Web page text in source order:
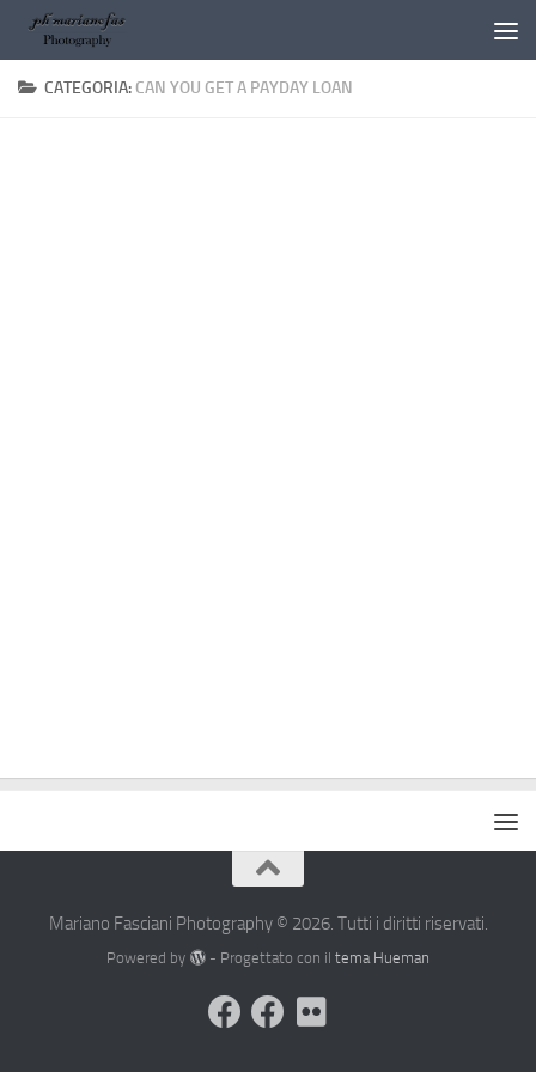
Salta al contenuto
CATEGORIA: CAN YOU GET A PAYDAY LOAN
Mariano Fasciani Photography © 2026. Tutti i diritti riservati.
Powered by - Progettato con il tema Hueman